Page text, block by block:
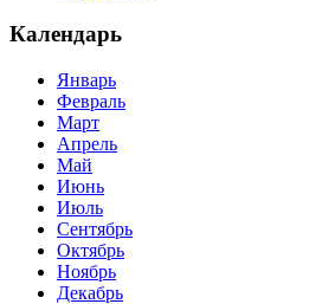
Календарь
Январь
Февраль
Март
Апрель
Май
Июнь
Июль
Сентябрь
Октябрь
Ноябрь
Декабрь